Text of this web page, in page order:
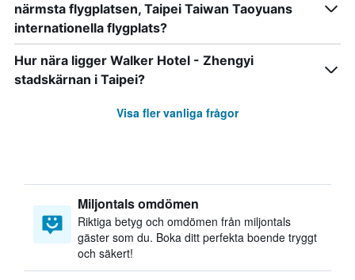
närmsta flygplatsen, Taipei Taiwan Taoyuans
internationella flygplats?
Hur nära ligger Walker Hotel - Zhengyi
stadskärnan i Taipei?
Visa fler vanliga frågor
Miljontals omdömen
Riktiga betyg och omdömen från miljontals
gäster som du. Boka ditt perfekta boende tryggt
och säkert!